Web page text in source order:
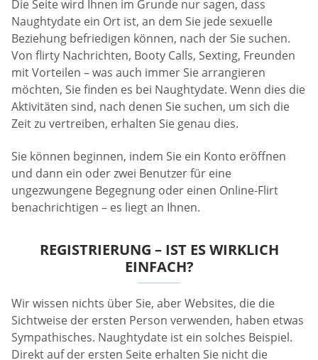
Die Seite wird Ihnen im Grunde nur sagen, dass
Naughtydate ein Ort ist, an dem Sie jede sexuelle
Beziehung befriedigen können, nach der Sie suchen.
Von flirty Nachrichten, Booty Calls, Sexting, Freunden
mit Vorteilen – was auch immer Sie arrangieren
möchten, Sie finden es bei Naughtydate. Wenn dies die
Aktivitäten sind, nach denen Sie suchen, um sich die
Zeit zu vertreiben, erhalten Sie genau dies.
Sie können beginnen, indem Sie ein Konto eröffnen
und dann ein oder zwei Benutzer für eine
ungezwungene Begegnung oder einen Online-Flirt
benachrichtigen – es liegt an Ihnen.
REGISTRIERUNG – IST ES WIRKLICH
EINFACH?
Wir wissen nichts über Sie, aber Websites, die die
Sichtweise der ersten Person verwenden, haben etwas
Sympathisches. Naughtydate ist ein solches Beispiel.
Direkt auf der ersten Seite erhalten Sie nicht die